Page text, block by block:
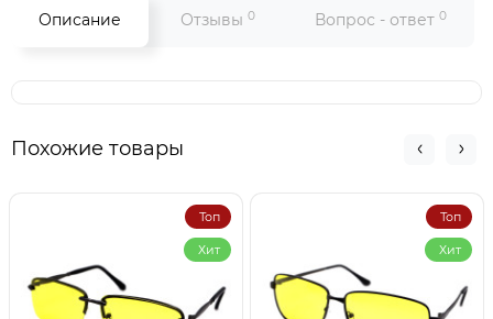
Описание Отзывы 0 Вопрос - ответ 0
Похожие товары
Топ
Хит
Топ
Хит